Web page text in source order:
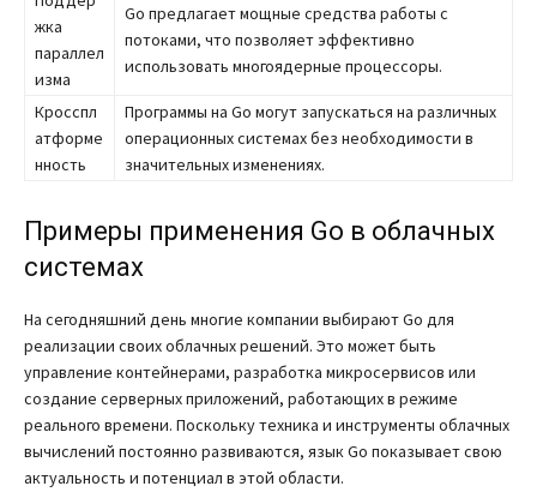
жка
параллел
изма
Go предлагает мощные средства работы с
потоками, что позволяет эффективно
использовать многоядерные процессоры.
Кросспл
атформе
нность
Программы на Go могут запускаться на различных
операционных системах без необходимости в
значительных изменениях.
Примеры применения Go в облачных
системах
На сегодняшний день многие компании выбирают Go для
реализации своих облачных решений. Это может быть
управление контейнерами, разработка микросервисов или
создание серверных приложений, работающих в режиме
реального времени. Поскольку техника и инструменты облачных
вычислений постоянно развиваются, язык Go показывает свою
актуальность и потенциал в этой области.